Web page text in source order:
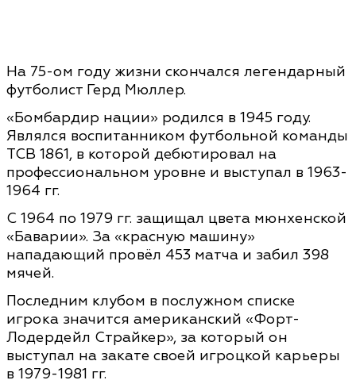
На 75-ом году жизни скончался легендарный
футболист Герд Мюллер.
«Бомбардир нации» родился в 1945 году.
Являлся воспитанником футбольной команды
ТСВ 1861, в которой дебютировал на
профессиональном уровне и выступал в 1963-
1964 гг.
С 1964 по 1979 гг. защищал цвета мюнхенской
«Баварии». За «красную машину»
нападающий провёл 453 матча и забил 398
мячей.
Последним клубом в послужном списке
игрока значится американский «Форт-
Лодердейл Страйкер», за который он
выступал на закате своей игроцкой карьеры
в 1979-1981 гг.